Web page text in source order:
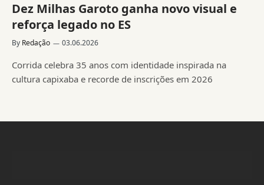
Dez Milhas Garoto ganha novo visual e
reforça legado no ES
By Redação 03.06.2026
Corrida celebra 35 anos com identidade inspirada na
cultura capixaba e recorde de inscrições em 2026